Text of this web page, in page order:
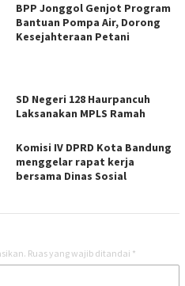
BPP Jonggol Genjot Program
Bantuan Pompa Air, Dorong
Kesejahteraan Petani
SD Negeri 128 Haurpancuh
Laksanakan MPLS Ramah
Komisi IV DPRD Kota Bandung
menggelar rapat kerja
bersama Dinas Sosial
Ruas yang wajib ditandai *